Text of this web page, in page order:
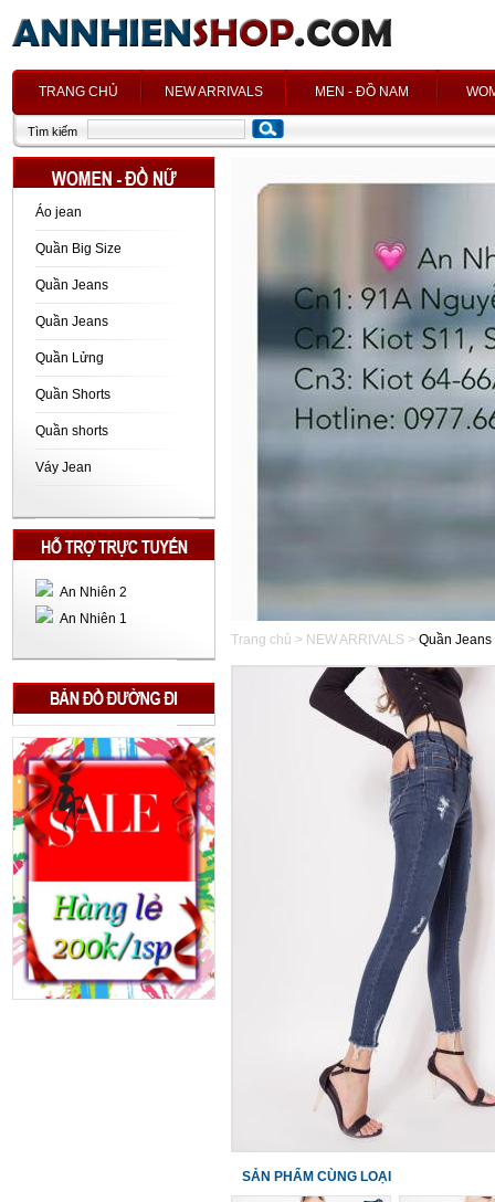
TRANG CHỦ NEW ARRIVALS MEN - ĐỒ NAM
Tìm kiếm
Áo jean
Quần Big Size
Quần Jeans
Quần Jeans
Quần Lửng
Quần Shorts
Quần shorts
Váy Jean
An Nhiên 2
An Nhiên 1
Trang chủ > NEW ARRIVALS > Quần Jeans
SẢN PHẨM CÙNG LOẠI